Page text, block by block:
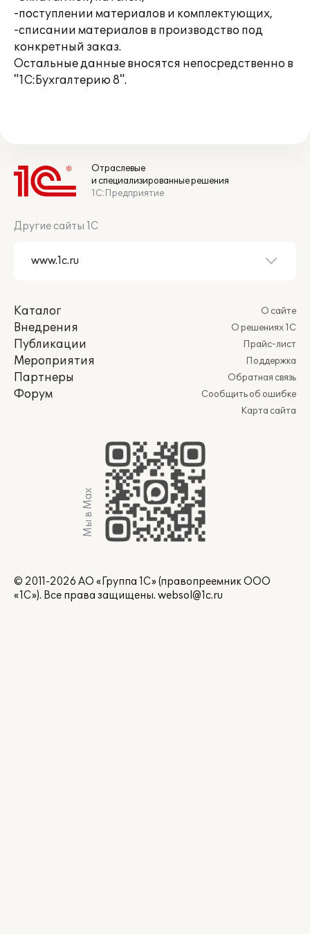
-поступлении материалов и комплектующих,
-списании материалов в производство под
конкретный заказ.
Остальные данные вносятся непосредственно в
"1С:Бухгалтерию 8".
Отраслевые
и специализированные решения
1С:Предприятие
Другие сайты 1С
Каталог
Внедрения
Публикации
Мероприятия
Партнеры
Форум
О сайте
О решениях 1С
Прайс-лист
Поддержка
Обратная связь
Сообщить об ошибке
Карта сайта
Мы в Max
© 2011-2026 АО «Группа 1С» (правопреемник ООО
«1С»). Все права защищены. websol@1c.ru